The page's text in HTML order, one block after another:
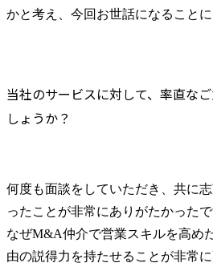
かと考え、今回お世話になることに
当社のサービスに対して、率直な
しょうか？
何度も面談をしていただき、共に
ったことが非常にありがたかったで
なぜM&A仲介で営業スキルを高め
由の説得力を持たせることが非常